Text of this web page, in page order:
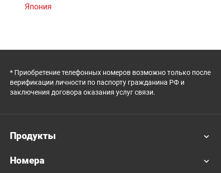
Япония
* Приобретение телефонных номеров возможно только после
верификации личности по паспорту гражданина РФ и
заключения договора оказания услуг связи.
Продукты
Номера